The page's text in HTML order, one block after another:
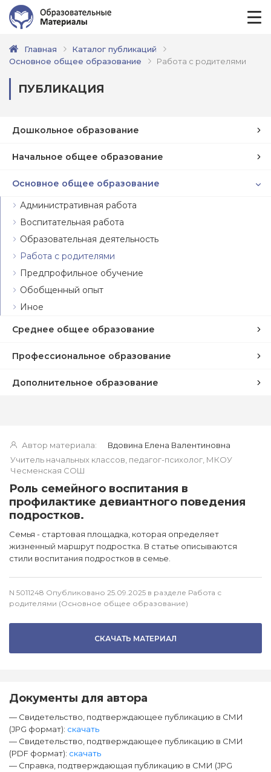
Главная
Каталог публикаций
Основное общее образование
Работа с родителями
ПУБЛИКАЦИЯ
Дошкольное образование
Начальное общее образование
Основное общее образование
Административная работа
Воспитательная работа
Образовательная деятельность
Работа с родителями
Предпрофильное обучение
Обобщенный опыт
Иное
Среднее общее образование
Профессиональное образование
Дополнительное образование
Автор материала:
Вдовина Елена Валентиновна
Учитель начальных классов, педагог-психолог, МКОУ
Чесменская СОШ
Роль семейного воспитания в
профилактике девиантного поведения
подростков.
Семья - стартовая площадка, которая определяет
жизненный маршрут подростка. В статье описываются
стили воспитания подростков в семье.
N 5011248 Опубликовано 25.09.2025 в разделе Работа с
родителями (Основное общее образование)
СКАЧАТЬ МАТЕРИАЛ
Документы для автора
— Свидетельство, подтверждающее публикацию в СМИ
(JPG формат): скачать
— Свидетельство, подтверждающее публикацию в СМИ
(PDF формат): скачать
— Справка, подтверждающая публикацию в СМИ (JPG